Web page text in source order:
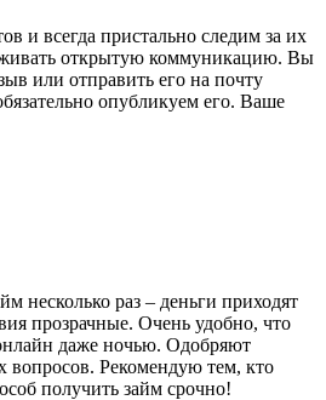
и всегда пристально следим за их
открытую коммуникацию. Вы
или отправить его на почту
опубликуем его. Ваше
несколько раз – деньги приходят
прозрачные. Очень удобно, что
даже ночью. Одобряют
вопросов. Рекомендую тем, кто
получить займ срочно!